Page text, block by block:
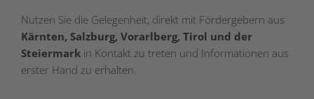
Nutzen Sie die Gelegenheit, direkt mit Fördergebern aus
Kärnten, Salzburg, Vorarlberg, Tirol und der
Steiermark in Kontakt zu treten und Informationen aus
erster Hand zu erhalten.